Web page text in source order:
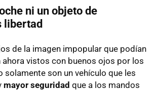
ni un objeto de
libertad
de la imagen impopular que podían
ahora vistos con buenos ojos por los
solamente son un vehículo que les
mayor seguridad que a los mandos